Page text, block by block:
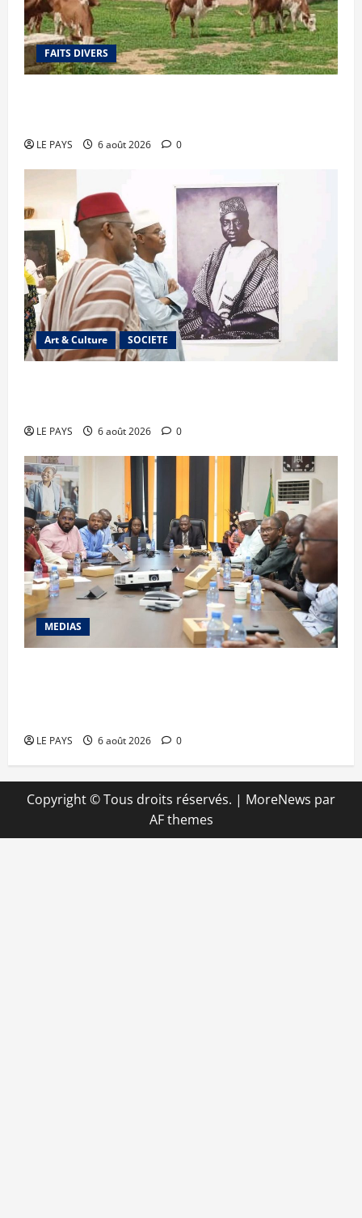
FAITS DIVERS
LE PAYS 6 août 2026 0
Art & Culture SOCIETE
LE PAYS 6 août 2026 0
MEDIAS
LE PAYS 6 août 2026 0
Copyright © Tous droits réservés. | MoreNews par
AF themes